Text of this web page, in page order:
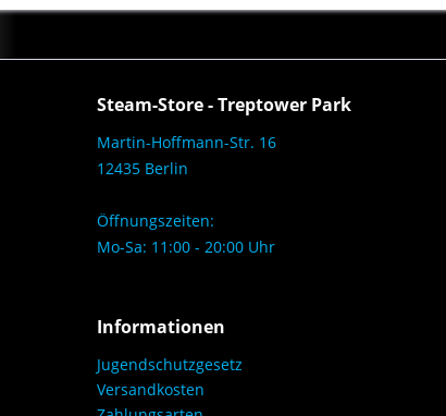
Steam-Store - Treptower Park
Martin-Hoffmann-Str. 16
12435 Berlin
Öffnungszeiten:
Mo-Sa: 11:00 - 20:00 Uhr
Informationen
Jugendschutzgesetz
Versandkosten